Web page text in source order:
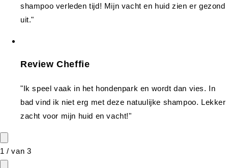
shampoo verleden tijd! Mijn vacht en huid zien er gezond
uit."
Review Cheffie
"Ik speel vaak in het hondenpark en wordt dan vies. In
bad vind ik niet erg met deze natuulijke shampoo. Lekker
zacht voor mijn huid en vacht!"
1 /van 3